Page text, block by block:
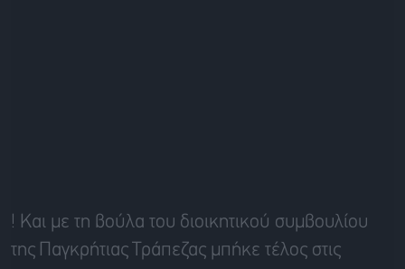
! Και με τη βούλα του διοικητικού συμβουλίου
της
Παγκρήτιας Τράπεζας μπήκε τέλος στις